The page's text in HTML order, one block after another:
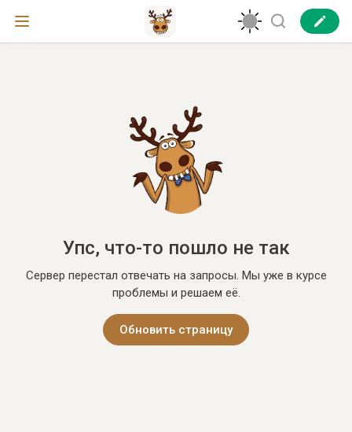
Упс, что-то пошло не так
Сервер перестал отвечать на запросы. Мы уже в курсе
проблемы и решаем её.
Обновить страницу